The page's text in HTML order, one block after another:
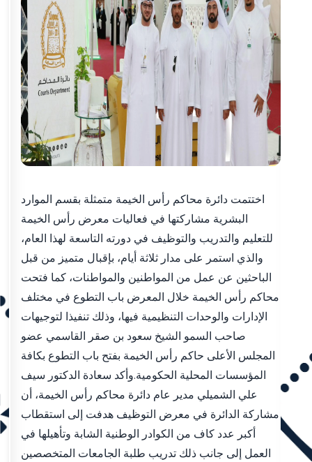
اختتمت دائرة محاكم رأس الخيمة متمثلة بقسم الموارد
البشرية مشاركتها في فعاليات معرض رأس الخيمة
للتعليم والتدريب والتوظيف في دورته التاسعة لهذا العام،
والذي استمر على مدار ثلاثة أيام، بإقبال متميز من قبل
الباحثين عن عمل من المواطنين والمواطنات، كما فتحت
محاكم رأس الخيمة خلال المعرض باب التطوع في مختلف
الإدارات والوحدات التنظيمية فيها، وذلك تنفيذا لتوجيهات
صاحب السمو الشيخ سعود بن صقر القاسمي عضو
المجلس الأعلى حاكم رأس الخيمة بفتح باب التطوع بكافة
المؤسسات المحلية الحكومية.وأكد سعادة الدكتور سيف
علي الشميلي مدير عام دائرة محاكم رأس الخيمة، أن
مشاركة الدائرة في معرض التوظيف هدفت إلى استقطاب
أكبر عدد كاف من الكوادر الوطنية الشابة وتأهيلها في
العمل إلى جانب ذلك تدريب طلبة الجامعات المتخصصين